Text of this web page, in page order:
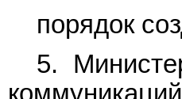
порядок
5.